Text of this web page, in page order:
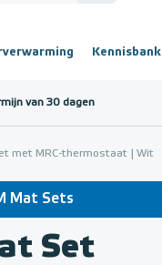
Kennisbank
van 30 dagen
met MRC-thermostaat | Wit
Mat Sets
Set